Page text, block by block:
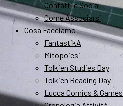
Contatti e Social
Come Associarsi
Cosa Facciamo
FantastikA
Mitopoiesi
Tolkien Studies Day
Tolkien Reading Day
Lucca Comics & Games